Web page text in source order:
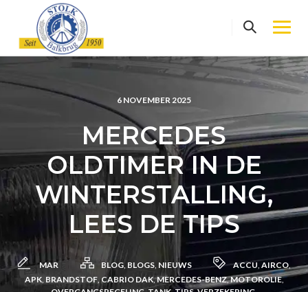
content
6 NOVEMBER 2025
MERCEDES
OLDTIMER IN DE
WINTERSTALLING,
LEES DE TIPS
MAR BLOG, BLOGS, NIEUWS ACCU, AIRCO,
APK, BRANDSTOF,CABRIO DAK,MERCEDES-BENZ,MOTOROLIE,